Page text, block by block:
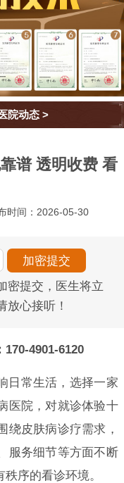
院动态 >
谱 透明收费 看
时间：2026-05-30
密提交，医生将立
放心接听！
4901-6120
日常生活，选择一家
医院，对就诊体验十
绕皮肤病诊疗需求，
服务细节等方面不断
序的看诊环境。